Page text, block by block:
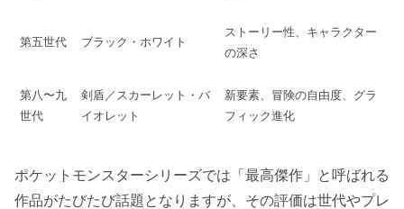
第五世代 ブラック・ホワイト
ストーリー性、キャラクター
の深さ
第八〜九
世代
剣盾／スカーレット・バ
イオレット
新要素、冒険の自由度、グラ
フィック進化
ポケットモンスターシリーズでは「最高傑作」と呼ばれる
作品がたびたび話題となりますが、その評価は世代やプレ